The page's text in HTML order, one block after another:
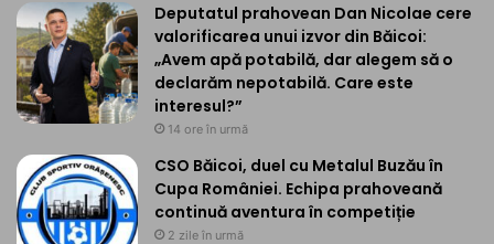
Deputatul prahovean Dan Nicolae cere
valorificarea unui izvor din Băicoi:
„Avem apă potabilă, dar alegem să o
declarăm nepotabilă. Care este
interesul?”
14 ore în urmă
CSO Băicoi, duel cu Metalul Buzău în
Cupa României. Echipa prahoveană
continuă aventura în competiție
2 zile în urmă